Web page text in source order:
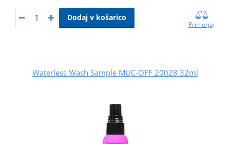
Dodaj v košarico
Primerjaj
Waterless Wash Sample MUC-OFF 20028 32ml